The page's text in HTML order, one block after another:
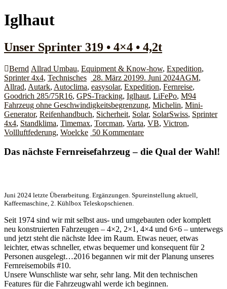
Iglhaut
Unser Sprinter 319 • 4×4 • 4,2t
Bernd Allrad Umbau, Equipment & Know-how, Expedition,
Sprinter 4x4, Technisches 28. März 20199. Juni 2024AGM,
Allrad, Autark, Autoclima, easysolar, Expedition, Fernreise,
Goodrich 285/75R16, GPS-Tracking, Iglhaut, LiFePo, M94
Fahrzeug ohne Geschwindigkeitsbegrenzung, Michelin, Mini-
Generator, Reifenhandbuch, Sicherheit, Solar, SolarSwiss, Sprinter
4x4, Standklima, Timemax, Torcman, Varta, VB, Victron,
Vollluftfederung, Woelcke 50 Kommentare
Das nächste Fernreisefahrzeug – die Qual der Wahl!
Juni 2024 letzte Überarbeitung. Ergänzungen. Spureinstellung aktuell,
Kaffeemaschine, 2. Kühlbox Teleskopschienen.
Seit 1974 sind wir mit selbst aus- und umgebauten oder komplett
neu konstruierten Fahrzeugen – 4×2, 2×1, 4×4 und 6×6 – unterwegs
und jetzt steht die nächste Idee im Raum. Etwas neuer, etwas
leichter, etwas schneller, etwas bequemer und konsequent für 2
Personen ausgelegt…2016 begannen wir mit der Planung unseres
Fernreisemobils #10.
Unsere Wunschliste war sehr, sehr lang. Mit den technischen
Features für die Fahrzeugwahl werde ich beginnen.